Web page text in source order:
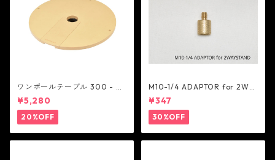
ワンポールテーブル 300 - be
lmont
¥5,280
20%OFF
M10-1/4 ADAPTOR for 2WA
Y STAND - 5050WORKSHOP
¥347
30%OFF